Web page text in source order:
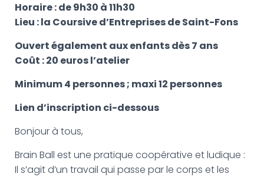
Horaire : de 9h30 à 11h30
Lieu : la Coursive d’Entreprises de Saint-Fons
Ouvert également aux enfants dès 7 ans
Coût : 20 euros l’atelier
Minimum 4 personnes ; maxi 12 personnes
Lien d’inscription ci-dessous
Bonjour à tous,
Brain Ball est une pratique coopérative et ludique :
Il s’agit d’un travail qui passe par le corps et les